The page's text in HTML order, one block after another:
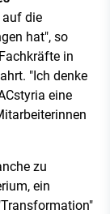
auf die
hat", so
in
"Ich denke
eine
zu
ein